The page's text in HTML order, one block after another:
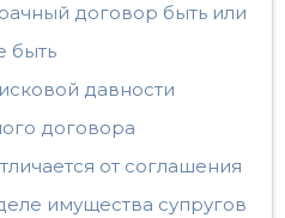
договор быть или
быть
давности
договора
от соглашения
имущества супругов